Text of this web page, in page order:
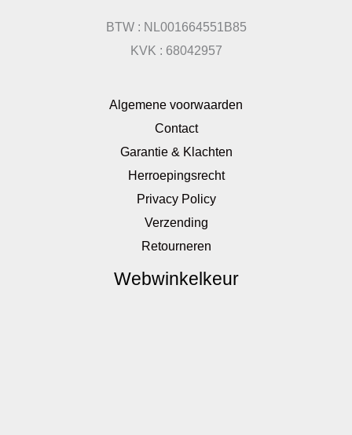
BTW : NL001664551B85
KVK : 68042957
Algemene voorwaarden
Contact
Garantie & Klachten
Herroepingsrecht
Privacy Policy
Verzending
Retourneren
Webwinkelkeur